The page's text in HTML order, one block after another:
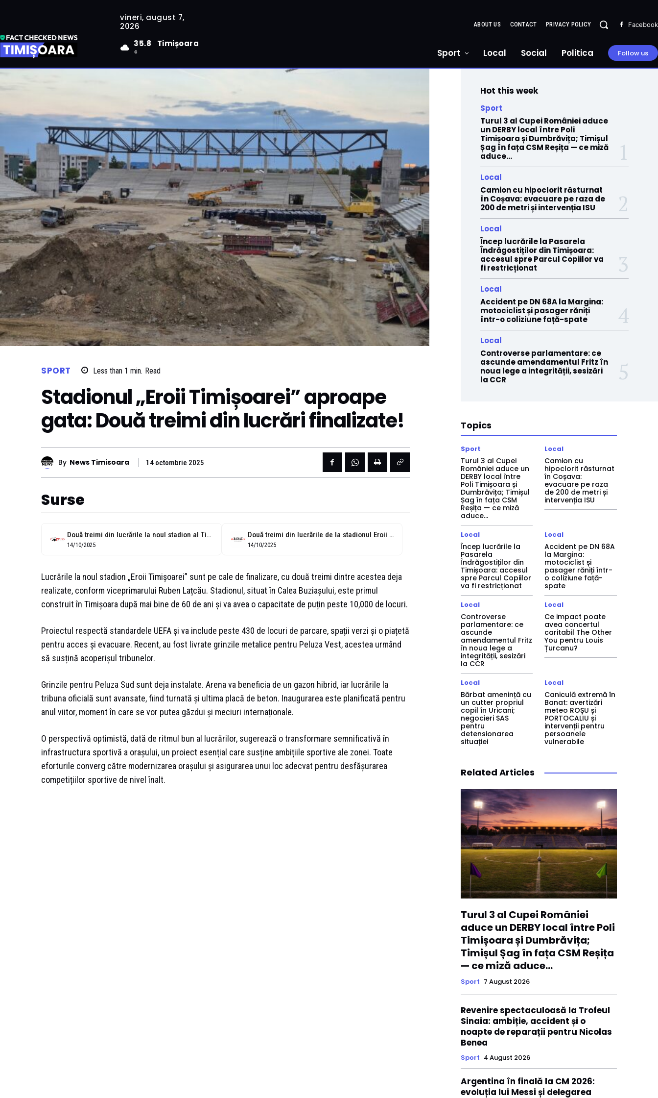
vineri, august 7,
2026
35.8
C
Timișoara
ABOUT US CONTACT PRIVACY POLICY Facebook
Sport Local Social Politica Follow us
SPORT Less than 1 min. Read
Stadionul „Eroii Timișoarei” aproape
gata: Două treimi din lucrări finalizate!
By News Timisoara 14 octombrie 2025
Surse
Două treimi din lucrările la noul stadion al Timișoarei, finalizate
14/10/2025
Două treimi din lucrările de la stadionul Eroii Timișoarei, executate. Au ajuns...
14/10/2025
Lucrările la noul stadion „Eroii Timișoarei” sunt pe cale de finalizare, cu două treimi dintre acestea deja
realizate, conform viceprimarului Ruben Lațcău. Stadionul, situat în Calea Buziașului, este primul
construit în Timișoara după mai bine de 60 de ani și va avea o capacitate de puțin peste 10,000 de locuri.
Proiectul respectă standardele UEFA și va include peste 430 de locuri de parcare, spații verzi și o piațetă
pentru acces și evacuare. Recent, au fost livrate grinzile metalice pentru Peluza Vest, acestea urmând
să susțină acoperișul tribunelor.
Grinzile pentru Peluza Sud sunt deja instalate. Arena va beneficia de un gazon hibrid, iar lucrările la
tribuna oficială sunt avansate, fiind turnată și ultima placă de beton. Inaugurarea este planificată pentru
anul viitor, moment în care se vor putea găzdui și meciuri internaționale.
O perspectivă optimistă, dată de ritmul bun al lucrărilor, sugerează o transformare semnificativă în
infrastructura sportivă a orașului, un proiect esențial care susține ambițiile sportive ale zonei. Toate
eforturile converg către modernizarea orașului și asigurarea unui loc adecvat pentru desfășurarea
competițiilor sportive de nivel înalt.
Hot this week
Sport
Turul 3 al Cupei României aduce
un DERBY local între Poli
Timișoara și Dumbrăvița; Timișul
Șag în fața CSM Reșița — ce miză
aduce...
Local
Camion cu hipoclorit răsturnat
în Coșava: evacuare pe raza de
200 de metri și intervenția ISU
Local
Încep lucrările la Pasarela
Îndrăgostiților din Timișoara:
accesul spre Parcul Copiilor va
fi restricționat
Local
Accident pe DN 68A la Margina:
motociclist și pasager răniți
într-o coliziune față-spate
Local
Controverse parlamentare: ce
ascunde amendamentul Fritz în
noua lege a integrității, sesizări
la CCR
Topics
Sport
Turul 3 al Cupei
României aduce un
DERBY local între
Poli Timișoara și
Dumbrăvița; Timișul
Șag în fața CSM
Reșița — ce miză
aduce...
Local
Camion cu
hipoclorit răsturnat
în Coșava:
evacuare pe raza
de 200 de metri și
intervenția ISU
Local
Încep lucrările la
Pasarela
Îndrăgostiților din
Timișoara: accesul
spre Parcul Copiilor
va fi restricționat
Local
Accident pe DN 68A
la Margina:
motociclist și
pasager răniți într-
o coliziune față-
spate
Local
Controverse
parlamentare: ce
ascunde
amendamentul Fritz
în noua lege a
integrității, sesizări
la CCR
Local
Ce impact poate
avea concertul
caritabil The Other
You pentru Louis
Țurcanu?
Local
Bărbat amenință cu
un cutter propriul
copil în Uricani;
negocieri SAS
pentru
detensionarea
situației
Local
Caniculă extremă în
Banat: avertizări
meteo ROȘU și
PORTOCALIU și
intervenții pentru
persoanele
vulnerabile
Related Articles
Turul 3 al Cupei României
aduce un DERBY local între Poli
Timișoara și Dumbrăvița;
Timișul Șag în fața CSM Reșița
— ce miză aduce...
Sport 7 August 2026
Revenire spectaculoasă la Trofeul
Sinaia: ambiție, accident și o
noapte de reparații pentru Nicolas
Benea
Sport 4 August 2026
Argentina în finală la CM 2026:
evoluția lui Messi și delegarea